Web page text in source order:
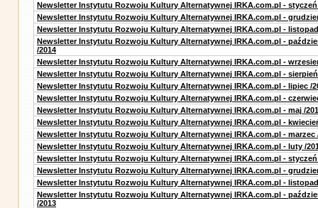
Newsletter Instytutu Rozwoju Kultury Alternatywnej IRKA.com.pl - styczeń
Newsletter Instytutu Rozwoju Kultury Alternatywnej IRKA.com.pl -
Newsletter Instytutu Rozwoju Kultury Alternatywnej IRKA.com.pl - listopad
Newsletter Instytutu Rozwoju Kultury Alternatywnej IRKA.com.pl -
/2014
Newsletter Instytutu Rozwoju Kultury Alternatywnej IRKA.com.pl -
Newsletter Instytutu Rozwoju Kultury Alternatywnej IRKA.com.pl - sierpień
Newsletter Instytutu Rozwoju Kultury Alternatywnej IRKA.com.pl - lipiec /
Newsletter Instytutu Rozwoju Kultury Alternatywnej IRKA.com.pl -
Newsletter Instytutu Rozwoju Kultury Alternatywnej IRKA.com.pl - maj /
Newsletter Instytutu Rozwoju Kultury Alternatywnej IRKA.com.pl -
Newsletter Instytutu Rozwoju Kultury Alternatywnej IRKA.com.pl - marzec
Newsletter Instytutu Rozwoju Kultury Alternatywnej IRKA.com.pl - luty /
Newsletter Instytutu Rozwoju Kultury Alternatywnej IRKA.com.pl - styczeń
Newsletter Instytutu Rozwoju Kultury Alternatywnej IRKA.com.pl -
Newsletter Instytutu Rozwoju Kultury Alternatywnej IRKA.com.pl - listopad
Newsletter Instytutu Rozwoju Kultury Alternatywnej IRKA.com.pl -
/2013